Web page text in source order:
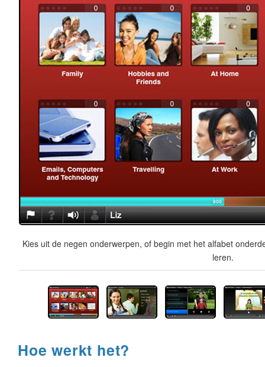
Kies uit de negen onderwerpen, of begin met het alfabet
leren.
Hoe werkt het?